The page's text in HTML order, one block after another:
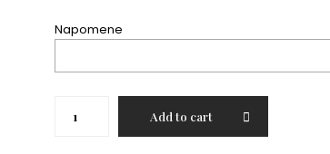
Napomene
punjen
Add to cart